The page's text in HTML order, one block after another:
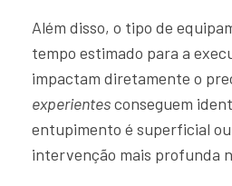
Além disso, o tipo de
tempo estimado para a
impactam diretamente o
experientesconseguem
entupimento é superficial ou
intervenção mais profunda